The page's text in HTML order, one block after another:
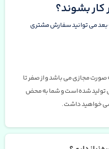
کار بشوند؟
می توانید سفارش مشتری
مجازی می باشد و از صفر تا
تولید شده است و شما به محض
خواهید داشت.